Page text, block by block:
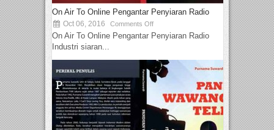
On Air To Online Pengantar Penyiaran Radio
Oct 06, 2016 Comments Off
On Air To Online Pengantar Penyiaran Radio
Industri siaran...